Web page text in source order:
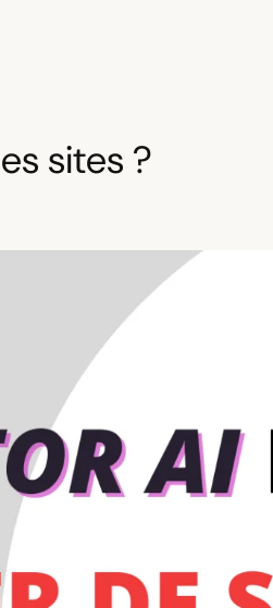
sites ?